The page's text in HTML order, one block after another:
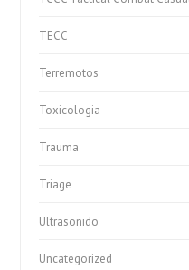
TECC
Terremotos
Toxicologia
Trauma
Triage
Ultrasonido
Uncategorized